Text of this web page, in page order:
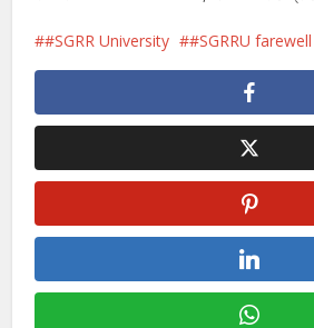
#SGRR University #SGRRU